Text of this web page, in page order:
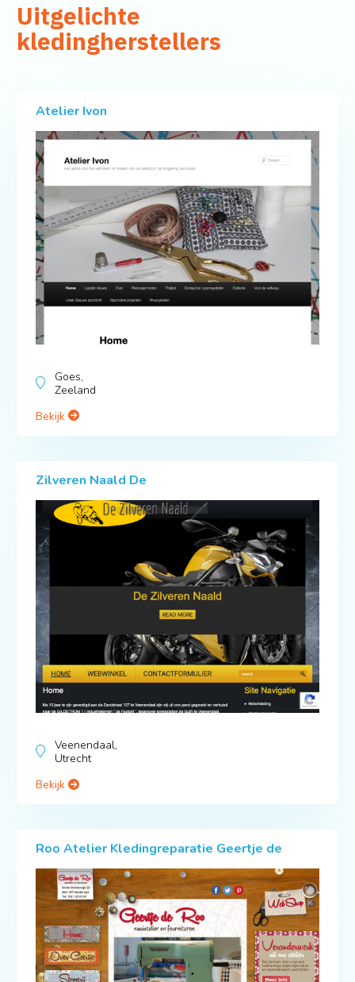
Uitgelichte
kledingherstellers
Atelier Ivon
Goes,
Zeeland
Bekijk
Zilveren Naald De
Veenendaal,
Utrecht
Bekijk
Roo Atelier Kledingreparatie Geertje de